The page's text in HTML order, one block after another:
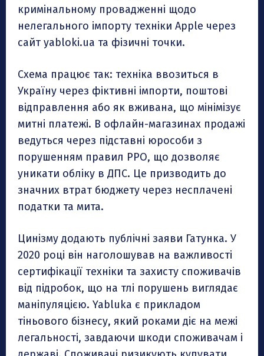
кримінальному провадженні щодо
нелегального імпорту техніки Apple через
сайт yabloki.ua та фізичні точки.
Схема працює так: техніка ввозиться в
Україну через фіктивні імпорти, поштові
відправлення або як вживана, що мінімізує
митні платежі. В офлайн-магазинах продажі
ведуться через підставні юрособи з
порушенням правил РРО, що дозволяє
уникати обліку в ДПС. Це призводить до
значних втрат бюджету через несплачені
податки та мита.
Цинізму додають публічні заяви Гатунка. У
2020 році він наголошував на важливості
сертифікації техніки та захисту споживачів
від підробок, що на тлі порушень виглядає
маніпуляцією. Yabluka є прикладом
тіньового бізнесу, який роками діє на межі
легальності, завдаючи шкоди споживачам і